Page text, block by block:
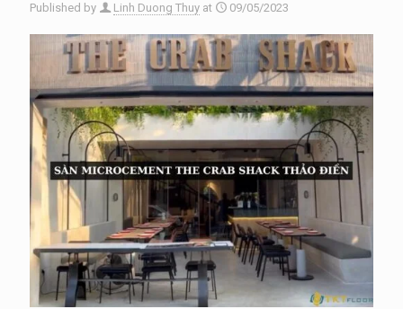
Published by Linh Duong Thuy at 09/05/2023